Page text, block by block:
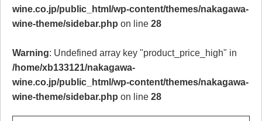
wine.co.jp/public_html/wp-content/themes/nakagawa-
wine-theme/sidebar.php on line 28
Warning: Undefined array key "product_price_high" in
/home/xb133121/nakagawa-
wine.co.jp/public_html/wp-content/themes/nakagawa-
wine-theme/sidebar.php on line 28